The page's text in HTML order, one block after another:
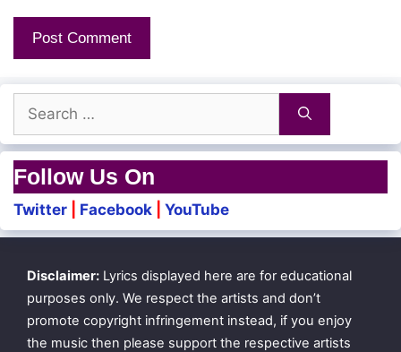
Search
for:
Follow Us On
Twitter Facebook YouTube
Disclaimer: Lyrics displayed here are for educational
purposes only. We respect the artists and don’t
promote copyright infringement instead, if you enjoy
the music then please support the respective artists